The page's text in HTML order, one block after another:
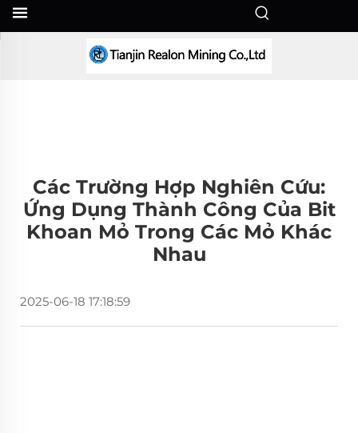
Các Trường Hợp Nghiên Cứu:
Ứng Dụng Thành Công Của Bit
Khoan Mỏ Trong Các Mỏ Khác
Nhau
2025-06-18 17:18:59